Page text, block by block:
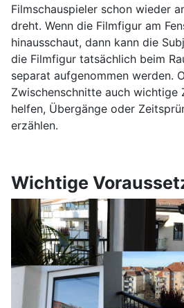
Filmschauspieler schon wieder
dreht. Wenn die Filmfigur am
hinausschaut, dann kann die
die Filmfigur tatsächlich beim
separat aufgenommen werden.
Zwischenschnitte auch wichtige
helfen, Übergänge oder
erzählen.
Wichtige